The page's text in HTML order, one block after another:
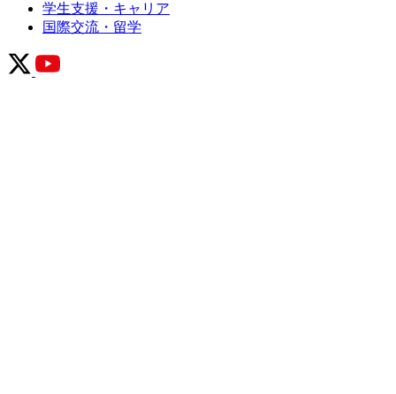
学生支援・キャリア
国際交流・留学